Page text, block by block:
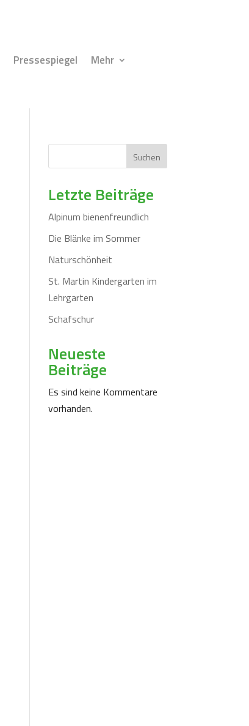
Pressespiegel Mehr
Suchen
Letzte Beiträge
Alpinum bienenfreundlich
Die Blänke im Sommer
Naturschönheit
St. Martin Kindergarten im
Lehrgarten
Schafschur
Neueste
Beiträge
Es sind keine Kommentare
vorhanden.